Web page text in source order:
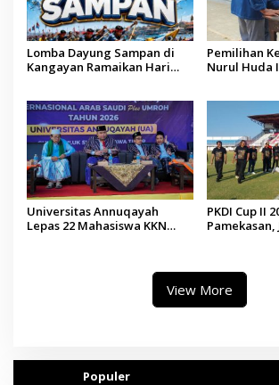
Lomba Dayung Sampan di
Kangayan Ramaikan Hari
Pemilihan
Nurul Huda
Universitas Annuqayah
Lepas 22 Mahasiswa KKN
PKDI Cup II
View More
Populer